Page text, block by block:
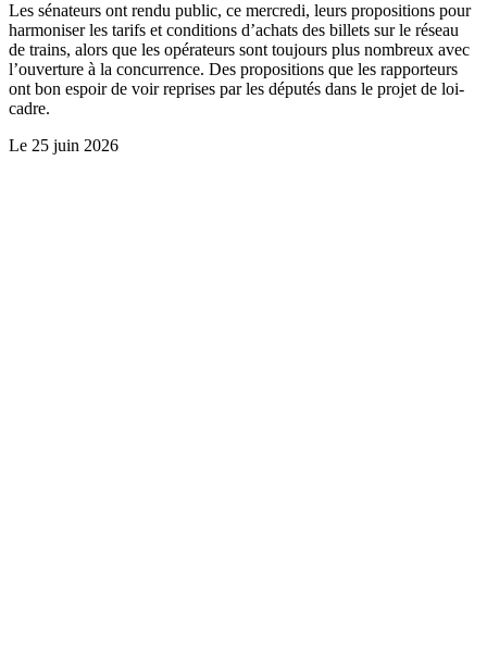
Les sénateurs ont rendu public, ce mercredi, leurs propositions pour
harmoniser les tarifs et conditions d’achats des billets sur le réseau
de trains, alors que les opérateurs sont toujours plus nombreux avec
l’ouverture à la concurrence. Des propositions que les rapporteurs
ont bon espoir de voir reprises par les députés dans le projet de loi-
cadre.
Le 25 juin 2026